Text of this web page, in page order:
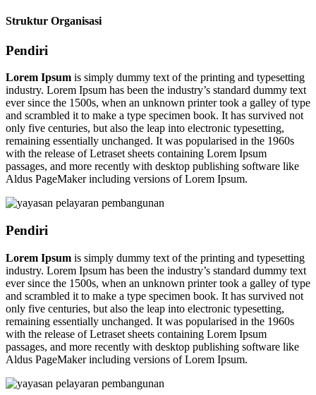
Struktur Organisasi
Pendiri
Lorem Ipsum is simply dummy text of the printing and typesetting
industry. Lorem Ipsum has been the industry’s standard dummy text
ever since the 1500s, when an unknown printer took a galley of type
and scrambled it to make a type specimen book. It has survived not
only five centuries, but also the leap into electronic typesetting,
remaining essentially unchanged. It was popularised in the 1960s
with the release of Letraset sheets containing Lorem Ipsum
passages, and more recently with desktop publishing software like
Aldus PageMaker including versions of Lorem Ipsum.
Pendiri
Lorem Ipsum is simply dummy text of the printing and typesetting
industry. Lorem Ipsum has been the industry’s standard dummy text
ever since the 1500s, when an unknown printer took a galley of type
and scrambled it to make a type specimen book. It has survived not
only five centuries, but also the leap into electronic typesetting,
remaining essentially unchanged. It was popularised in the 1960s
with the release of Letraset sheets containing Lorem Ipsum
passages, and more recently with desktop publishing software like
Aldus PageMaker including versions of Lorem Ipsum.